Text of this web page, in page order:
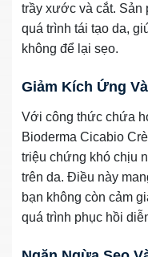
trầy xước và cắt. Sản
quá trình tái tạo da,
không để lại sẹo.
Giảm Kích Ứng
Với công thức chứa
Bioderma Cicabio
triệu chứng khó chịu
trên da. Điều này
bạn không còn cảm
quá trình phục hồi